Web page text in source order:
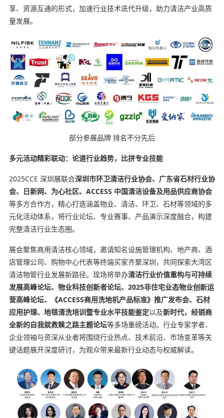
享、资源互通的形式，加速行业技术迭代升级，助力清洁产业高质
量发展。
部分参展品牌 排名不分先后
多元活动精彩联动：论道行业趋势，比拼专业技能
2025CCE 深圳展联合深圳市环卫清洁行业协会、广东省石材行业协
会、日新网、为心社区、 ACCESS 中国清洁设备及用品供应商协会
等多方合作方，精心打造涵盖物业、清洁、环卫、石材等领域的多
元化活动体系，将行业论坛、专业赛事、产品演示深度融合，构建
完整清洁行业生态圈。
展会聚焦商用清洁核心领域，邀请知名设施管理机构、地产商、酒
店管理公司、购物中心代表等终端买家齐聚深圳，共同探索大湾区
清洁物管行业发展新路径。现场将举办清洁行业价值重构与可持续
发展高峰论坛、物业科技创新者论坛、 2025非住宅业态物业创新运
营高峰论坛、《ACCESS商用洗地机产品标准》推广发布会、石材
应用护理、地毯清洗培训暨专业水平技能鉴定以及新时代，经销商
全新的自我就救赎之路主题论坛等多场重磅活动。行业专家学者、
企业领袖与资深从业者将围绕行业热点、技术前沿、市场变革等关
键话题展开深度研讨，为观众带来最新行业动态与权威解读。